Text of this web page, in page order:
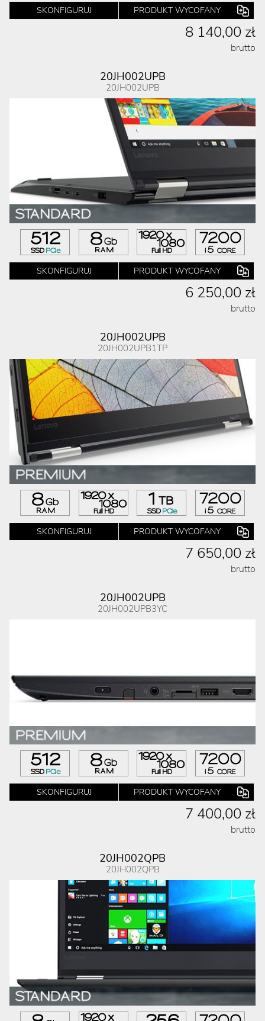
SKONFIGURUJ PRODUKT WYCOFANY
8 140,00 zł
brutto
20JH002UPB
20JH002UPB
SKONFIGURUJ PRODUKT WYCOFANY
6 250,00 zł
brutto
20JH002UPB
20JH002UPB1TP
SKONFIGURUJ PRODUKT WYCOFANY
7 650,00 zł
brutto
20JH002UPB
20JH002UPB3YC
SKONFIGURUJ PRODUKT WYCOFANY
7 400,00 zł
brutto
20JH002QPB
20JH002QPB